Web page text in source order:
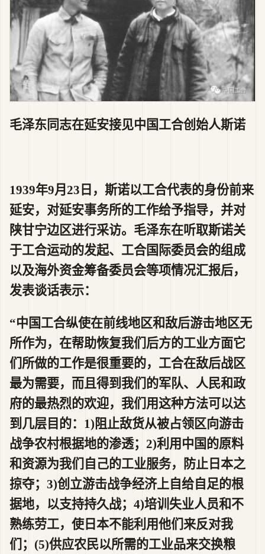
毛泽东同志在延安接见中国工合创始人斯诺
1939年9月23日，斯诺以工合代表的身份前来
延安，对延安事务所的工作给予指导，并对
陕甘宁边区进行采访。毛泽东在听取斯诺关
于工合运动的发起、工合国际委员会的组成
以及海外资金筹备委员会等项情况汇报后，
发表谈话表示：
“中国工合纵使在前线地区和敌后游击地区无
所作为，在帮助恢复我们后方的工业方面它
们所做的工作是很重要的，工合在敌后战区
最为需要，而且得到我们的军队、人民和政
府的最热烈的欢迎，我们用这种方法可以达
到几层目的：1)阻止敌货从被占领区向游击
战争农村根据地的渗透；2)利用中国的原料
和资源为我们自己的工业服务，防止日本之
掠夺；3)创立游击战争经济上自给自足的根
据地，以支持持久战；4)培训失业人员和不
熟练劳工，使日本不能利用他们来反对我
们；(5)供应农民以所需的工业品来交换粮